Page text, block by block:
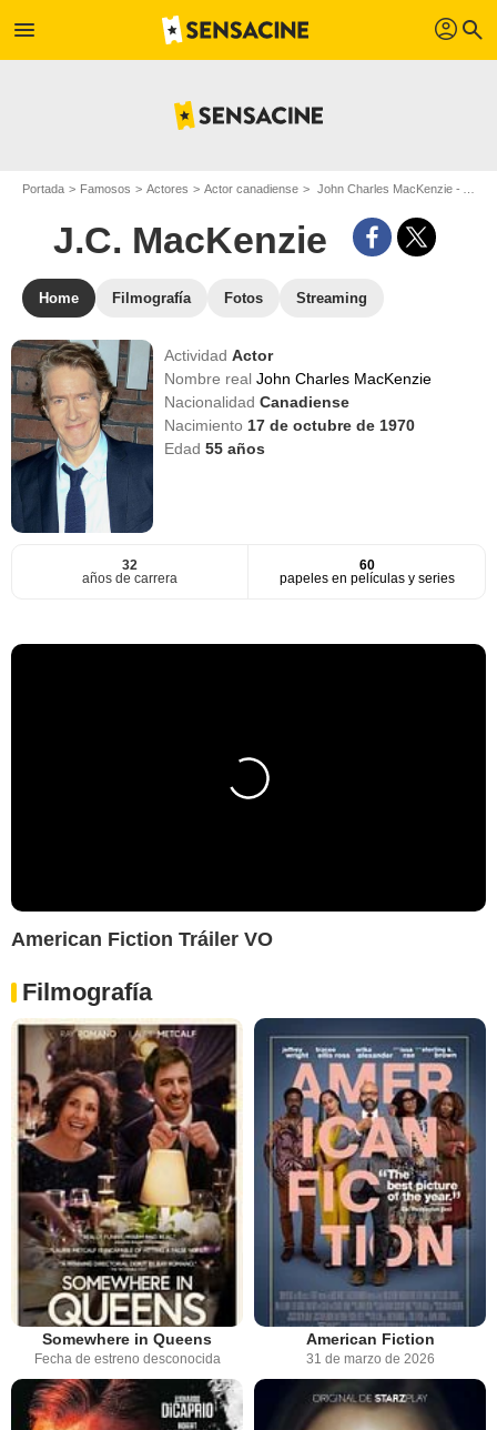
menu profil search
Portada Famosos Actores Actor canadiense John Charles MacKenzie - Apodo : J.C. MacKenzie
J.C. MacKenzie
Home Filmografía Fotos Streaming
ActividadActor
Nombre realJohn Charles MacKenzie
NacionalidadCanadiense
Nacimiento 17 de octubre de 1970
Edad55 años
32
años de carrera
60
papeles en películas y series
American Fiction Tráiler VO
Filmografía
Somewhere in Queens
Fecha de estreno desconocida
American Fiction
31 de marzo de 2026